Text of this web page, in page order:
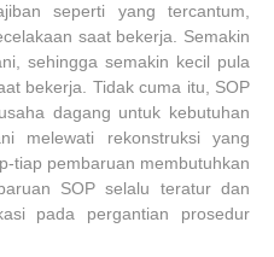
seperti yang tercantum,
saat bekerja. Semakin
sehingga semakin kecil pula
bekerja. Tidak cuma itu, SOP
dagang untuk kebutuhan
melewati rekonstruksi yang
tiap pembaruan membutuhkan
SOP selalu teratur dan
pada pergantian prosedur